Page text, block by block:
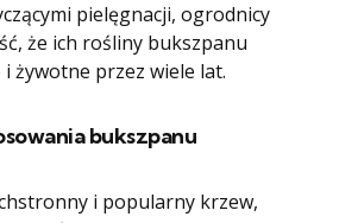
pielęgnacji, ogrodnicy
że ich rośliny bukszpanu
żywotne przez wiele lat.
bukszpanu
i popularny krzew,